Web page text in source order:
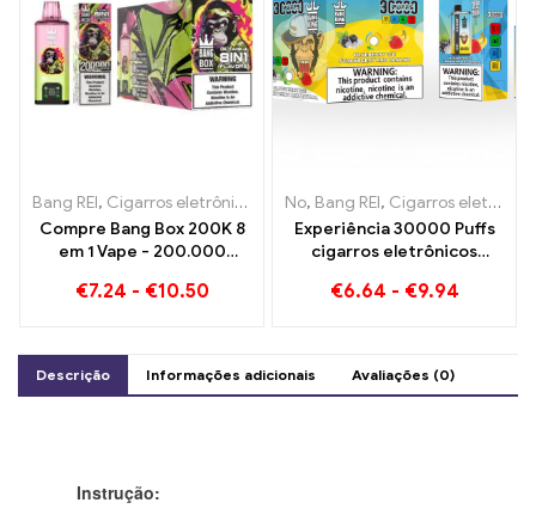
Bang REI, Cigarros eletrônicos descartáveis ,Cigarros eletrônicos
Compre Bang Box 200K 8
em 1 Vape - 200.000
€7.24 - €10.50
No, Bang REI, Cigarros eletrônicos descartáveis ​​Lituânia
Experiência 30000 Puffs
cigarros eletrônicos
Blueberry Ice encontra
€6.64 - €9.94
Descrição Informações adicionais Avaliações (0)
Instrução: